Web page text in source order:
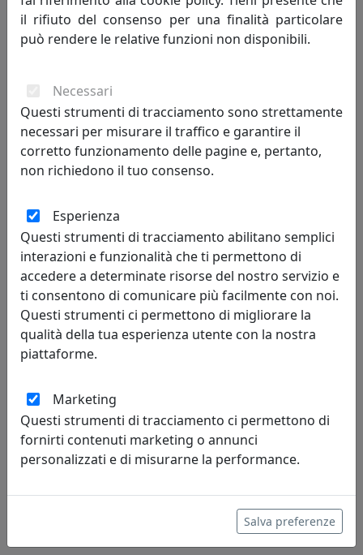
SPECCHIO ELEGANTE DA TERRA MORGANA, COD. 0SP0341C16
SPECCHIO PENELOPE, COD. 0SP3038C26
Arti e Mestieri
284,05 €
il rifiuto del consenso per una finalità particolare
può rendere le relative funzioni non disponibili.
Necessari
Questi strumenti di tracciamento sono strettamente
necessari per misurare il traffico e garantire il
corretto funzionamento delle pagine e, pertanto,
non richiedono il tuo consenso.
Esperienza
Questi strumenti di tracciamento abilitano semplici
interazioni e funzionalità che ti permettono di
accedere a determinate risorse del nostro servizio e
ti consentono di comunicare più facilmente con noi.
Questi strumenti ci permettono di migliorare la
qualità della tua esperienza utente con la nostra
piattaforme.
Marketing
Questi strumenti di tracciamento ci permettono di
fornirti contenuti marketing o annunci
personalizzati e di misurarne la performance.
Salva preferenze